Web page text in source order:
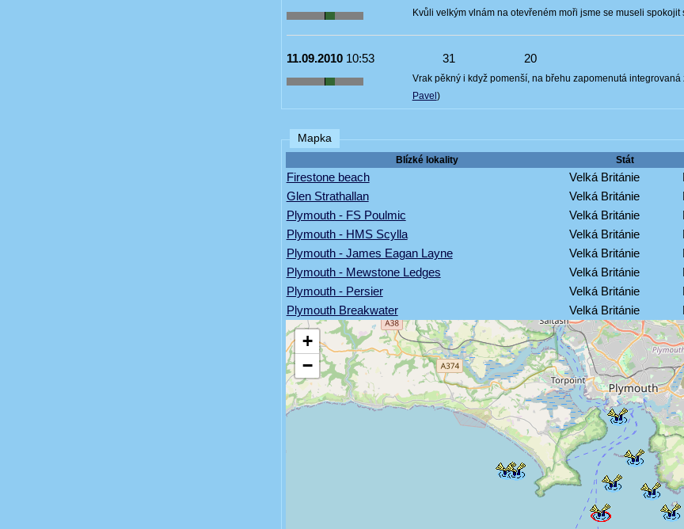
Kvůli velkým vlnám na otevřeném moři jsme se museli spokojit
11.09.201010:53 31 20
Vrak pěkný i když pomenší, na břehu zapomenutá
Pavel)
Mapka
Blízké lokality Stát
Firestone beach Velká Británie
Glen Strathallan
Velká Británie
Plymouth - FS Poulmic
Velká Británie
Plymouth - HMS Scylla
Velká Británie
Plymouth - James Eagan Layne
Velká Británie
Plymouth - Mewstone Ledges
Velká Británie
Plymouth - Persier
Velká Británie
Plymouth Breakwater
Velká Británie